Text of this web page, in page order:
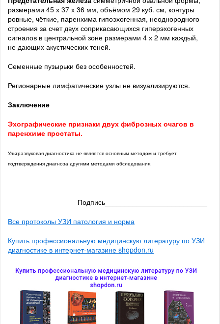
размерами 45 х 37 х 36 мм, объёмом 29 куб. см, контуры
ровные, чёткие, паренхима гипоэхогенная, неоднородного
строения за счет двух соприкасающихся гиперэхогенных
сигналов в центральной зоне размерами 4 х 2 мм каждый,
не дающих акустических теней.
Семенные пузырьки без особенностей.
Регионарные лимфатические узлы не визуализируются.
Заключение
Эхографические признаки двух фиброзных очагов в
паренхиме простаты.
Ультразвуковая диагностика не является основным методом и требует
подтверждения диагноза другими методами обследования.
Подпись__________________________
Все протоколы УЗИ патология и норма
Купить профессиональную медицинскую литературу по УЗИ
диагностике в интернет-магазине shopdon.ru